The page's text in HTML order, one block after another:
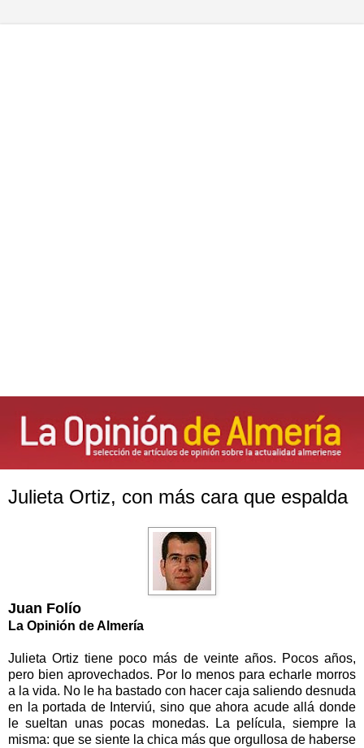
Julieta Ortiz, con más cara que espalda
Juan Folío
La Opinión de Almería
Julieta Ortiz tiene poco más de veinte años. Pocos años,
pero bien aprovechados. Por lo menos para echarle morros
a la vida. No le ha bastado con hacer caja saliendo desnuda
en la portada de Interviú, sino que ahora acude allá donde
le sueltan unas pocas monedas. La película, siempre la
misma: que se siente la chica más que orgullosa de haberse